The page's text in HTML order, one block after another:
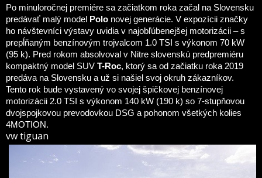
Po minuloročnej premiére sa začiatkom roka začal na Slovensku
predávať malý model
Polo novej generácie. V expozícii značky
ho návštevníci výstavy uvidia v najobľúbenejšej motorizácii – s
prepĺňaným benzínovým trojvalcom 1.0 TSI s výkonom 70 kW
(95 k). Pred rokom absolvoval v Nitre slovenskú predpremiéru
kompaktný model SUV T-Roc, ktorý sa od začiatku roka 2019
predáva na Slovensku a už si našiel svoj okruh zákazníkov.
Tento rok bude vystavený vo svojej špičkovej benzínovej
motorizácii 2.0 TSI s výkonom 140 kW (190 k) so 7-stupňovou
dvojspojkovou prevodovkou DSG a pohonom všetkých kolies
4MOTION.
vw tiguan